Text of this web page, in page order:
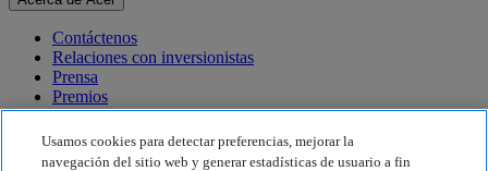
Contáctenos
Relaciones con inversionistas
Prensa
Premios
Eventos
Sostenibilidad
Usamos cookies para detectar preferencias, mejorar la
navegación del sitio web y generar estadísticas de usuario a fin